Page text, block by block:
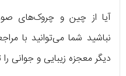
آیا از چین و چروک‌های
نباشید شما می‌توانید با
دیگر معجزه زیبایی و جوانی را